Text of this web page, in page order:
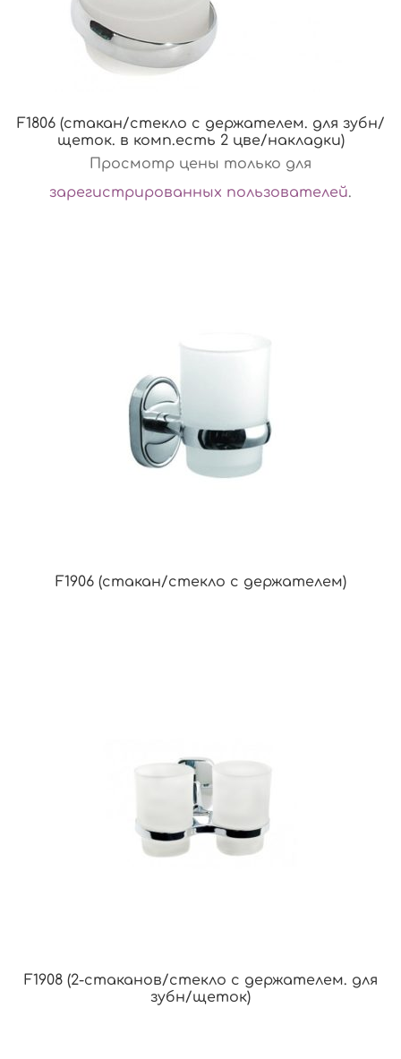
F1806 (стакан/стекло с держателем. для зубн/
щеток. в комп.есть 2 цве/накладки)
Просмотр цены только для
зарегистрированных пользователей.
F1906 (стакан/стекло с держателем)
F1908 (2-стаканов/стекло с держателем. для
зубн/щеток)